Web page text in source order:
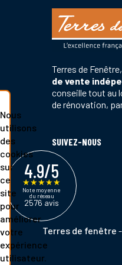
Terres de Fenêtre,
de vente
conseille tout au
de rénovation,
SUIVEZ-NOUS
Pied
de
page
Terres de fenêtre
4.9/5
★★★★★
Note moyenne
du réseau
2576 avis
Nous
utilisons
des
cookies
sur
ce
site
pour
améliorer
votre
expérience
utilisateur.